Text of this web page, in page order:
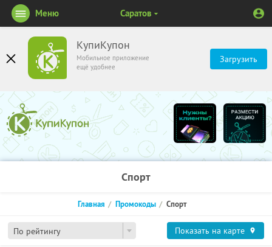
КупиКупон
Мобильное приложение
ещё удобнее
Загрузить
Меню Саратов
Спорт
По рейтингу
Главная Промокоды Спорт
Показать на карте